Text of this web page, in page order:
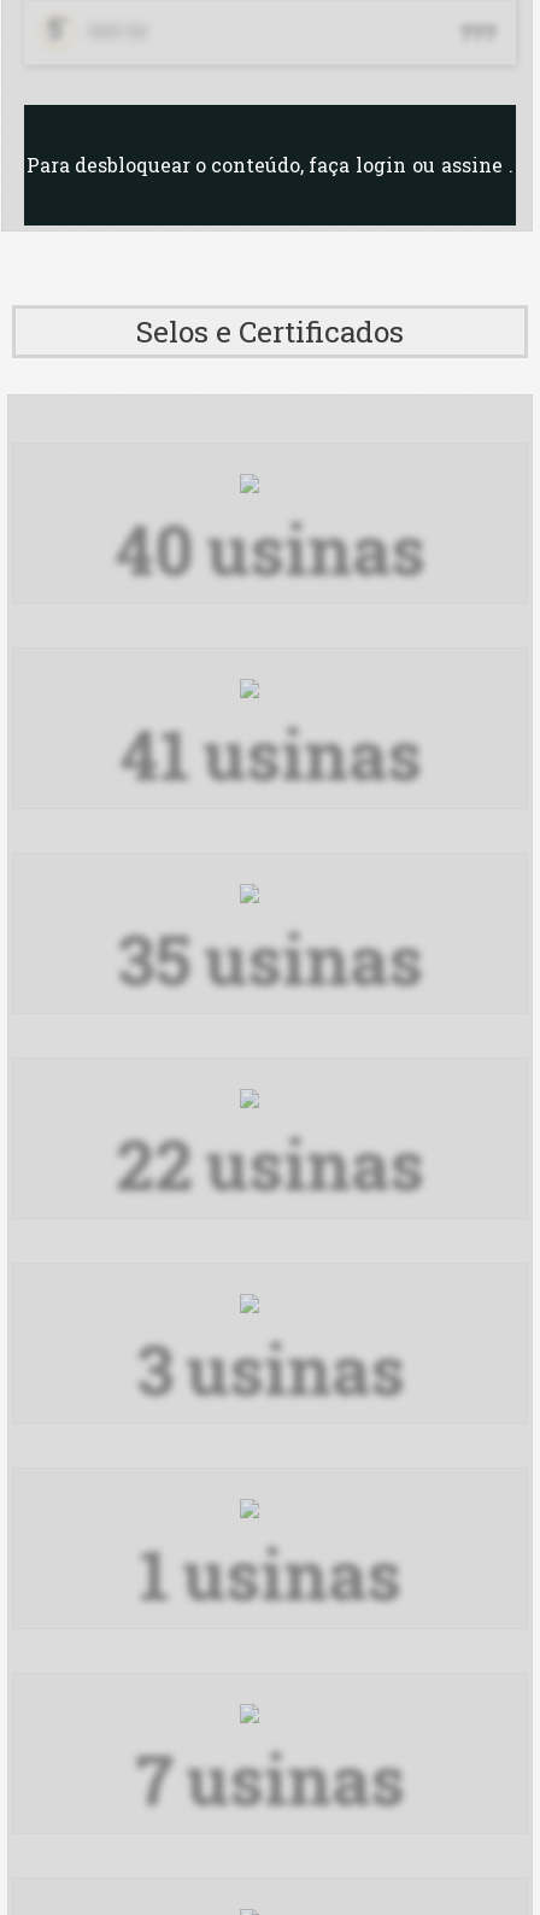
Oleoplan PA
Oleoplan RS
Olfar GO
Potencial
Unibras PI
5 ???
Para desbloquear o conteúdo, faça login ou assine .
Selos e Certificados
40usinas
41usinas
35usinas
22usinas
3usinas
1usinas
7usinas